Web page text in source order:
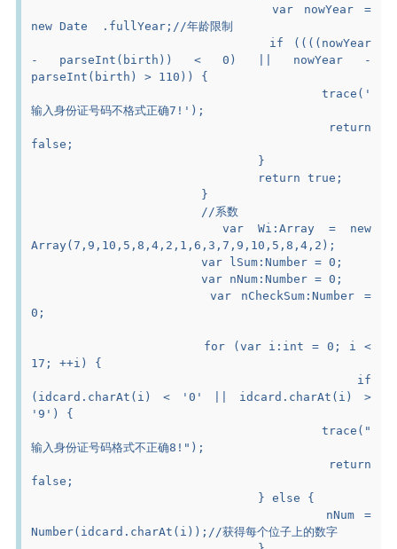
new Date  .fullYear;//年龄限制
- parseInt(birth)) < 0) || nowYear -
parseInt(birth) > 110)) {
输入身份证号码不格式正确7!');
false;
				}
				return true;
			}
			//系数
Array(7,9,10,5,8,4,2,1,6,3,7,9,10,5,8,4,2);
			var lSum:Number = 0;
			var nNum:Number = 0;
0;
17; ++i) {
(idcard.charAt(i) < '0' || idcard.charAt(i) >
'9') {
输入身份证号码格式不正确8!");
false;
				} else {
Number(idcard.charAt(i));//获得每个位子上的数字